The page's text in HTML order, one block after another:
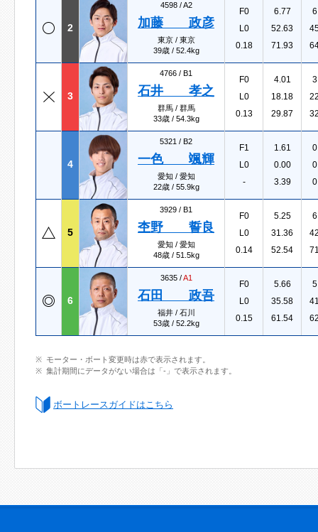
2
4598 /A2
加藤 政彦
東京 / 東京
39歳 / 52.4kg
F0
L0
0.18
6.77
52.63
71.93
3
4766 / B1
石井 孝之
群馬 / 群馬
33歳 / 54.3kg
F0
L0
0.13
4.01
18.18
29.87
4
5321 / B2
一色 颯輝
愛知 / 愛知
22歳 / 55.9kg
F1
L0
-
1.61
0.00
3.39
5
3929 / B1
杢野 誓良
愛知 / 愛知
48歳 / 51.5kg
F0
L0
0.14
5.25
31.36
52.54
6
3635 /A1
石田 政吾
福井 / 石川
53歳 / 52.2kg
F0
L0
0.15
5.66
35.58
61.54
モーター・ボート変更時は赤で表示されます。
集計期間にデータがない場合は「-」で表示されます。
ボートレースガイドはこちら